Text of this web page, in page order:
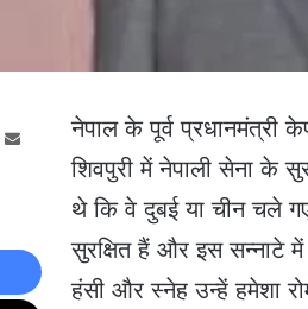
नेपाल के पूर्व
शिवपुरी में नेपाली सेना के
थे कि वे दुबई या चीन चले
सुरक्षित हैं और इस सन्नाटे
हंसी और स्नेह उन्हें हमेशा
e